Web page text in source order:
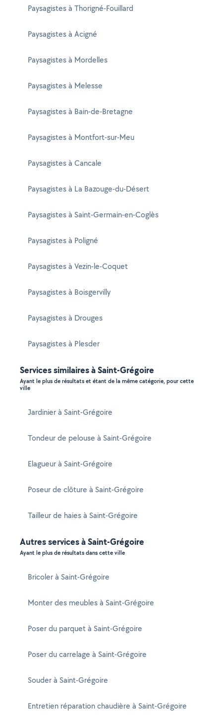
Paysagistes à Thorigné-Fouillard
Paysagistes à Acigné
Paysagistes à Mordelles
Paysagistes à Melesse
Paysagistes à Bain-de-Bretagne
Paysagistes à Montfort-sur-Meu
Paysagistes à Cancale
Paysagistes à La Bazouge-du-Désert
Paysagistes à Saint-Germain-en-Coglès
Paysagistes à Poligné
Paysagistes à Vezin-le-Coquet
Paysagistes à Boisgervilly
Paysagistes à Drouges
Paysagistes à Plesder
Services similaires à Saint-Grégoire
Ayant le plus de résultats et étant de la même catégorie, pour cette
ville
Jardinier à Saint-Grégoire
Tondeur de pelouse à Saint-Grégoire
Elagueur à Saint-Grégoire
Poseur de clôture à Saint-Grégoire
Tailleur de haies à Saint-Grégoire
Autres services à Saint-Grégoire
Ayant le plus de résultats dans cette ville
Bricoler à Saint-Grégoire
Monter des meubles à Saint-Grégoire
Poser du parquet à Saint-Grégoire
Poser du carrelage à Saint-Grégoire
Souder à Saint-Grégoire
Entretien réparation chaudière à Saint-Grégoire